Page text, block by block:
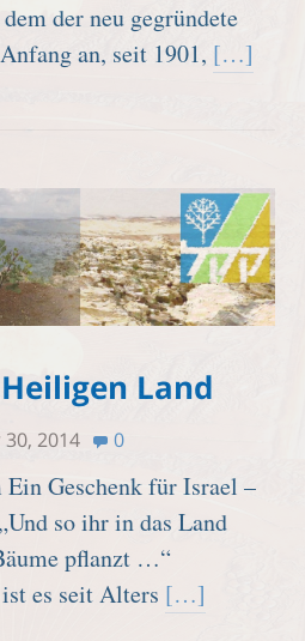
der neu gegründete
an, seit 1901, […]
Land
2014 0
Ein Geschenk für Israel –
so ihr in das Land
pflanzt …“
es seit Alters […]